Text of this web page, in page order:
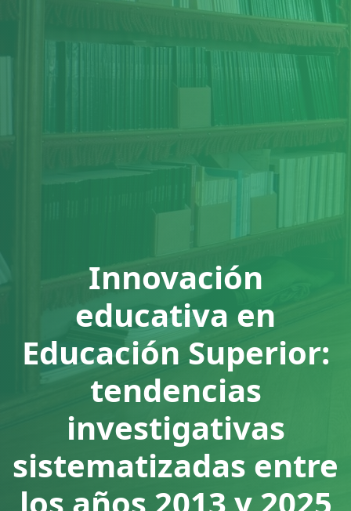
Innovación
educativa en
Educación Superior:
tendencias
investigativas
sistematizadas entre